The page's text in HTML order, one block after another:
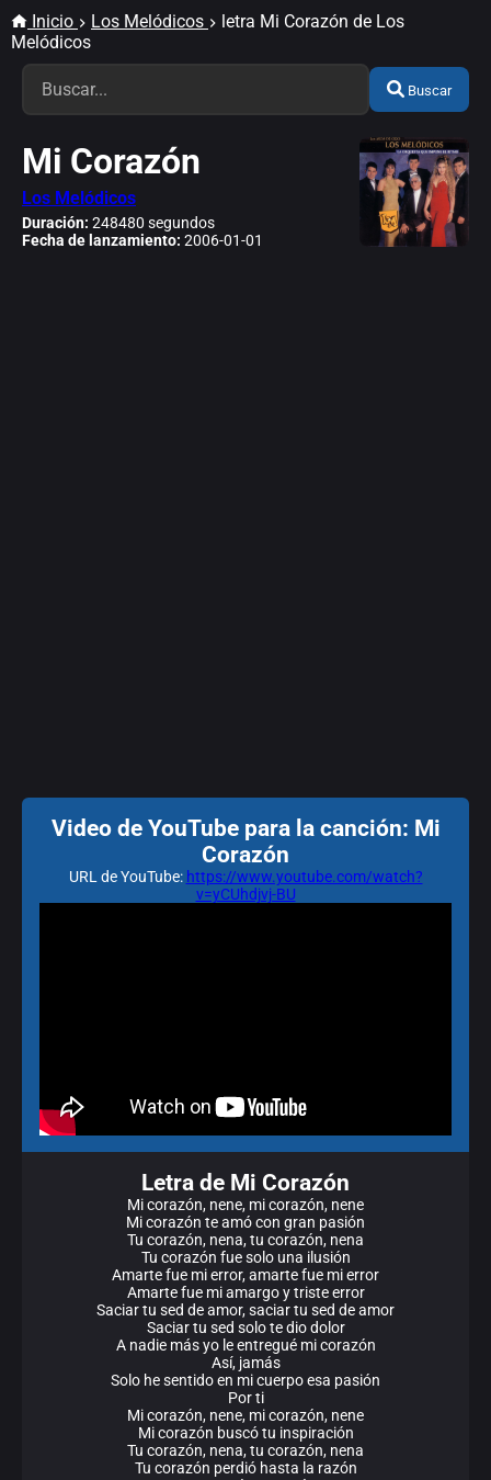
Inicio Los Melódicos
letra Mi Corazón de Los
Melódicos
Buscar
Mi Corazón
Los Melódicos
Duración: 248480 segundos
Fecha de lanzamiento: 2006-01-01
Video de YouTube para la canción: Mi
Corazón
URL de YouTube: https://www.youtube.com/watch?
v=yCUhdjvj-BU
Letra de Mi Corazón
Mi corazón, nene, mi corazón, nene
Mi corazón te amó con gran pasión
Tu corazón, nena, tu corazón, nena
Tu corazón fue solo una ilusión
Amarte fue mi error, amarte fue mi error
Amarte fue mi amargo y triste error
Saciar tu sed de amor, saciar tu sed de amor
Saciar tu sed solo te dio dolor
A nadie más yo le entregué mi corazón
Así, jamás
Solo he sentido en mi cuerpo esa pasión
Por ti
Mi corazón, nene, mi corazón, nene
Mi corazón buscó tu inspiración
Tu corazón, nena, tu corazón, nena
Tu corazón perdió hasta la razón